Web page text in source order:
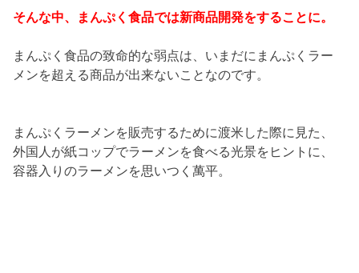
そんな中、まんぷく食品では新商品開発をすることに。
まんぷく食品の致命的な弱点は、いまだにまんぷくラー
メンを超える商品が出来ないことなのです。
まんぷくラーメンを販売するために渡米した際に見た、
外国人が紙コップでラーメンを食べる光景をヒントに、
容器入りのラーメンを思いつく萬平。